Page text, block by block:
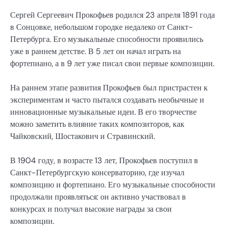
Сергей Сергеевич Прокофьев родился 23 апреля 1891 года
в Сонцовке, небольшом городке недалеко от Санкт-
Петербурга. Его музыкальные способности проявились
уже в раннем детстве. В 5 лет он начал играть на
фортепиано, а в 9 лет уже писал свои первые композиции.
На раннем этапе развития Прокофьев был пристрастен к
экспериментам и часто пытался создавать необычные и
инновационные музыкальные идеи. В его творчестве
можно заметить влияние таких композиторов, как
Чайковский, Шостакович и Стравинский.
В 1904 году, в возрасте 13 лет, Прокофьев поступил в
Санкт-Петербургскую консерваторию, где изучал
композицию и фортепиано. Его музыкальные способности
продолжали проявляться: он активно участвовал в
конкурсах и получал высокие награды за свои
композиции.